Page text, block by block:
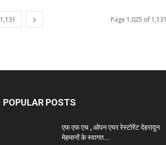
1,131 Page 1,025 of 1,131
POPULAR POSTS
एफ एफ एच , ओपन एयर रेस्टोरेंट देहरादून
मेहमानों के स्वागत...